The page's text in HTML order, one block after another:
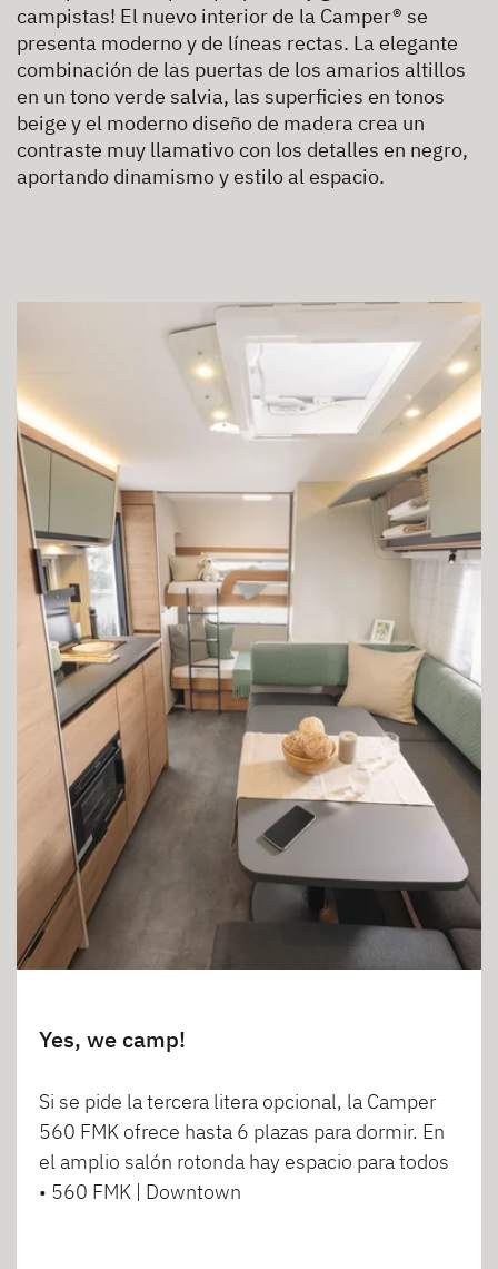
campistas! El nuevo interior de la Camper® se
presenta moderno y de líneas rectas. La elegante
combinación de las puertas de los amarios altillos
en un tono verde salvia, las superficies en tonos
beige y el moderno diseño de madera crea un
contraste muy llamativo con los detalles en negro,
aportando dinamismo y estilo al espacio.
Yes, we camp!
Si se pide la tercera litera opcional, la Camper
560 FMK ofrece hasta 6 plazas para dormir. En
el amplio salón rotonda hay espacio para todos
• 560 FMK | Downtown